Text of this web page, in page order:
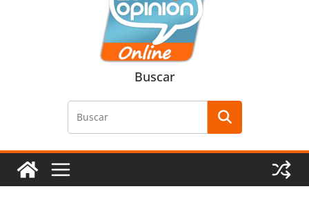
Buscar